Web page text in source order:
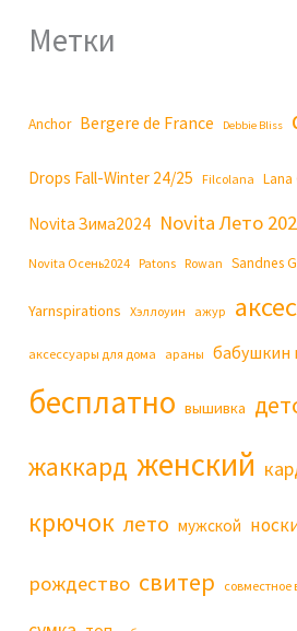
Метки
Anchor Bergere de France Debbie Bliss
Drops Fall-Winter 24/25 Filcolana Lana
Novita Зима2024 Novita Лето
Novita Осень2024 Patons Rowan Sandnes
Yarnspirations Хэллоуин ажур
аксессуары для дома араны бабушкин
бесплатно вышивка
жаккард женский
крючок лето мужской
рождество свитер совместное